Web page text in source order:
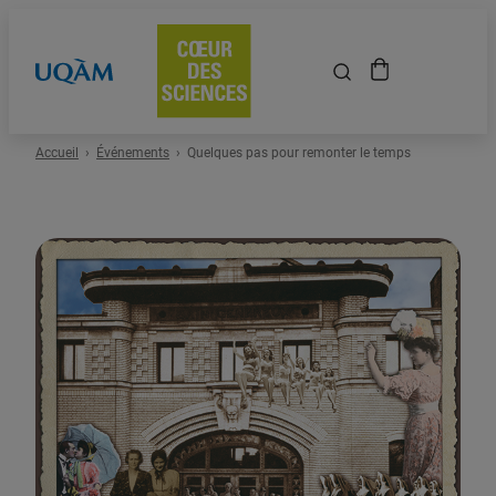
Espace scolaire
Événements passés
À propos
Location de salles
Accueil Événements Quelques pas pour remonter le temps